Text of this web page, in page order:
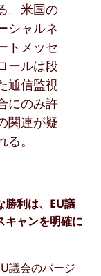
。米国の
シャルネ
トメッセ
ールは段
通信監視
にのみ許
関連が疑
。
勝利は、EU議
キャンを明確に
議会のバージ